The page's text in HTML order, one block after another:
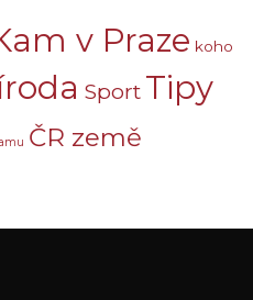
v Praze koho
Sport Tipy
ČR země